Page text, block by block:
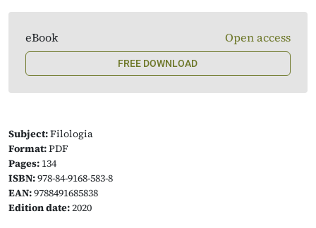
Subject:Filologia
Format:PDF
Pages: 134
ISBN:978-84-9168-583-8
EAN:9788491685838
Edition date:2020
eBook Open access
FREE DOWNLOAD